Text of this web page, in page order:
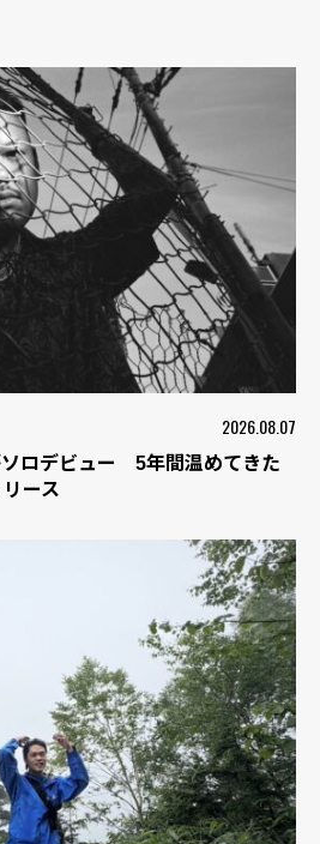
2026.08.07
ロデビュー 5年間温めてきた
ース